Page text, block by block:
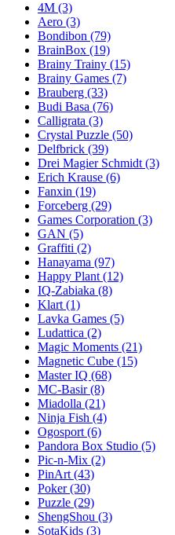
4M (3)
Aero (3)
Bondibon (79)
BrainBox (19)
Brainy Trainy (15)
Brainy Games (7)
Brauberg (33)
Budi Basa (76)
Calligrata (3)
Crystal Puzzle (50)
Delfbrick (39)
Drei Magier Schmidt (3)
Erich Krause (6)
Fanxin (19)
Forceberg (29)
Games Corporation (3)
GAN (5)
Graffiti (2)
Hanayama (97)
Happy Plant (12)
IQ-Zabiaka (8)
Klart (1)
Lavka Games (5)
Ludattica (2)
Magic Moments (21)
Magnetic Cube (15)
Master IQ (68)
MC-Basir(8)
Miadolla (21)
Ninja Fish (4)
Ogosport (6)
Pandora Box Studio (5)
Pic-n-Mix (2)
PinArt (43)
Poker(30)
Puzzle (29)
ShengShou (3)
SotaKids (3)